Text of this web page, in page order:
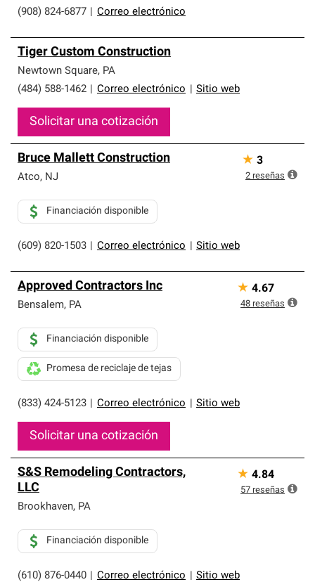
(908) 824-6877
Correo electrónico
Tiger Custom Construction
Newtown Square, PA
(484) 588-1462
Correo electrónico Sitio web
Solicitar una cotización
Bruce Mallett Construction
Atco, NJ
(609) 820-1503 Correo electrónico Sitio web
Financiación disponible
★ 3
2 reseñas
Approved Contractors Inc
Bensalem, PA
(833) 424-5123 Correo electrónico Sitio web
Financiación disponible
Promesa de reciclaje de tejas
Solicitar una cotización
★ 4.67
48 reseñas
S&S Remodeling Contractors,
LLC
Brookhaven, PA
(610) 876-0440 Correo electrónico Sitio web
Financiación disponible
★ 4.84
57 reseñas